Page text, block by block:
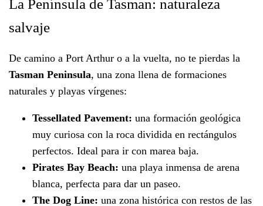
La Península de Tasman: naturaleza
salvaje
De camino a Port Arthur o a la vuelta, no te pierdas la
Tasman Peninsula, una zona llena de formaciones
naturales y playas vírgenes:
Tessellated Pavement: una formación geológica
muy curiosa con la roca dividida en rectángulos
perfectos. Ideal para ir con marea baja.
Pirates Bay Beach: una playa inmensa de arena
blanca, perfecta para dar un paseo.
The Dog Line: una zona histórica con restos de las